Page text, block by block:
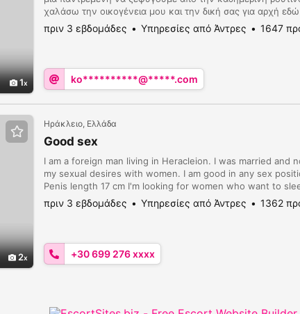
1
χαλάσω την οικογένεια μου και την δική σας για αρχή εδώ
πριν 3 εβδομάδες Υπηρεσίες από Άντρες 1647
ko**********@*****.com
2
Ηράκλειο, Ελλάδα
Good sex
I am a foreign man living in Heracleion. I was married and
my sexual desires with women. I am good in any sex
Penis length 17 cm I'm looking for women who want to
πριν 3 εβδομάδες Υπηρεσίες από Άντρες 1362
+30 699 276 xxxx